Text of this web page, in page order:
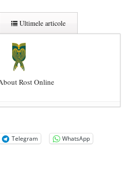
Ultimele articole
Rost Online
despre
Ucrainei, Volodymyr
mai 2026
Națiunea
Telegram
WhatsApp